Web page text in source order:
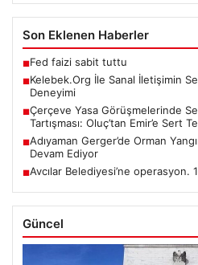
Son Eklenen Haberler
■Fed faizi sabit tuttu
■Kelebek.Org İle Sanal İletişimin
Deneyimi
■Çerçeve Yasa Görüşmelerinde
Tartışması: Oluç’tan Emir’e Sert
■Adıyaman Gerger’de Orman
Devam Ediyor
■Avcılar Belediyesi’ne operasyon.
Güncel